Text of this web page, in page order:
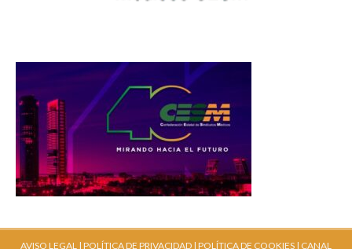
AVISO LEGAL | POLÍTICA DE PRIVACIDAD | POLÍTICA DE COOKIES | CANAL